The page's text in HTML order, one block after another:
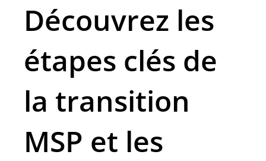
Découvrez les
étapes clés de
la transition
MSP et les